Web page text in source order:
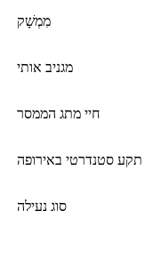
מִמְשָׁק
מגניב אותי
חיי מתג הממסר
תקע סטנדרטי באירופה
סוג נעילה